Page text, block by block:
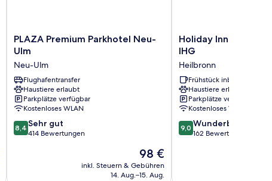
PLAZA
Premium
Neu-
Ulm
Neu-
Ulm
PLAZA Premium Parkhotel Neu-
Ulm
Neu-Ulm
Flughafentransfer
Haustiere erlaubt
Parkplätze verfügbar
Kostenloses WLAN
8.4
von
8,4 Sehr gut
414 Bewertungen
Der
Preis
beträgt
98 €
inkl. Steuern & Gebühren
14. Aug.–15. Aug.
Holiday
Inn
Heilbronn
by
IHG
Heilbronn
Holiday Inn Express
IHG
Heilbronn
Frühstück inbegriffen
Haustiere erlaubt
Parkplätze verfügbar
Kostenloses WLAN
9.0
von
9,0 Wunderbar
162 Bewertungen